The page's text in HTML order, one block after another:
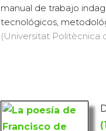
manual de trabajo
tecnológicos,
(Universitat Politècnica